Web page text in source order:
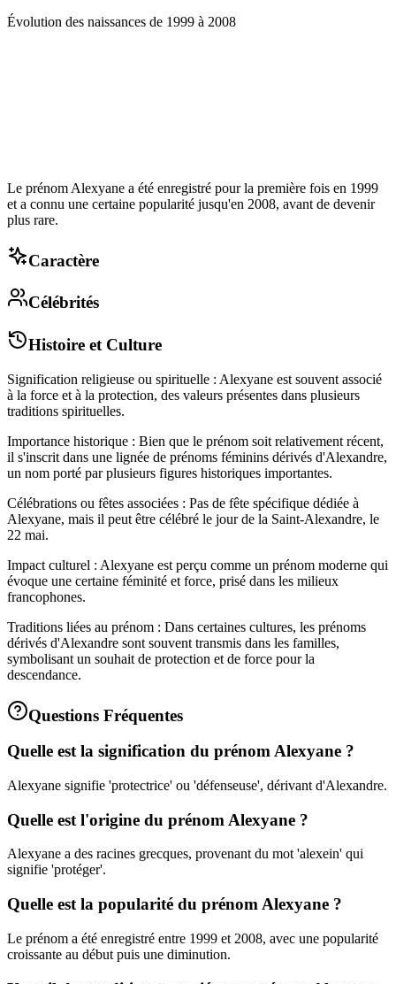
Évolution des naissances de 1999 à 2008
Le prénom Alexyane a été enregistré pour la première fois en 1999
et a connu une certaine popularité jusqu'en 2008, avant de devenir
plus rare.
Caractère
Célébrités
Histoire et Culture
Signification religieuse ou spirituelle : Alexyane est souvent associé
à la force et à la protection, des valeurs présentes dans plusieurs
traditions spirituelles.
Importance historique : Bien que le prénom soit relativement récent,
il s'inscrit dans une lignée de prénoms féminins dérivés d'Alexandre,
un nom porté par plusieurs figures historiques importantes.
Célébrations ou fêtes associées : Pas de fête spécifique dédiée à
Alexyane, mais il peut être célébré le jour de la Saint-Alexandre, le
22 mai.
Impact culturel : Alexyane est perçu comme un prénom moderne qui
évoque une certaine féminité et force, prisé dans les milieux
francophones.
Traditions liées au prénom : Dans certaines cultures, les prénoms
dérivés d'Alexandre sont souvent transmis dans les familles,
symbolisant un souhait de protection et de force pour la
descendance.
Questions Fréquentes
Quelle est la signification du prénom Alexyane ?
Alexyane signifie 'protectrice' ou 'défenseuse', dérivant d'Alexandre.
Quelle est l'origine du prénom Alexyane ?
Alexyane a des racines grecques, provenant du mot 'alexein' qui
signifie 'protéger'.
Quelle est la popularité du prénom Alexyane ?
Le prénom a été enregistré entre 1999 et 2008, avec une popularité
croissante au début puis une diminution.